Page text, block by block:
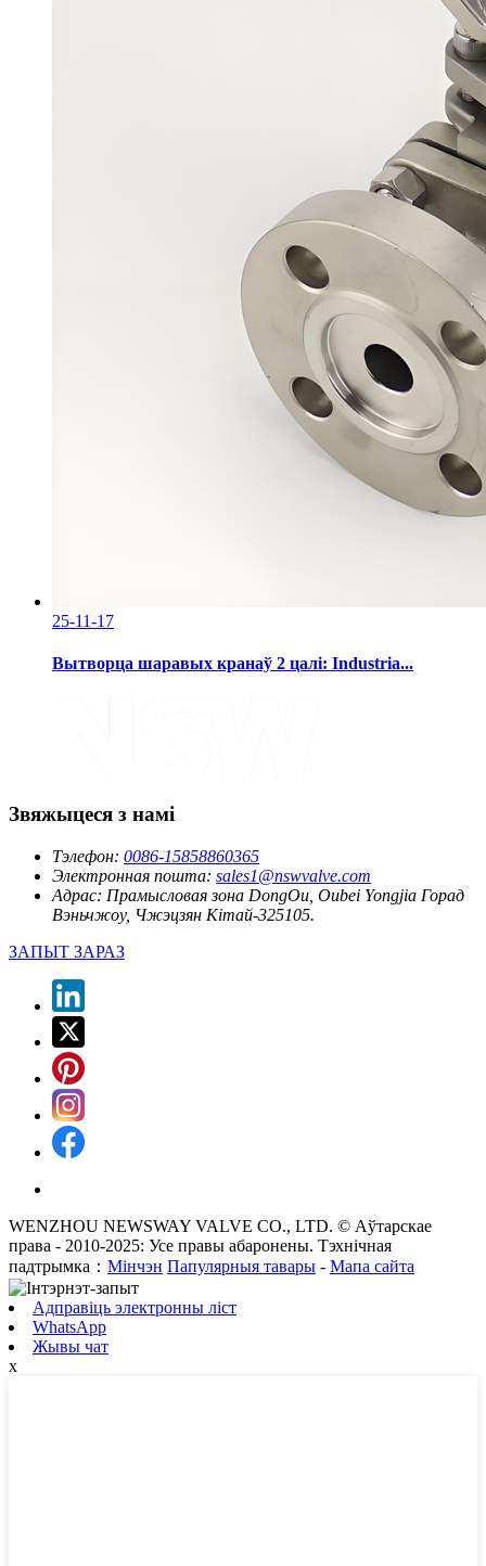
25-11-17
Вытворца шаравых кранаў 2 цалі: Industria...
Звяжыцеся з намі
Тэлефон: 0086-15858860365
Электронная пошта: sales1@nswvalve.com
Адрас: Прамысловая зона DongOu, Oubei Yongjia Горад
Вэньчжоу, Чжэцзян Кітай-325105.
ЗАПЫТ ЗАРАЗ
WENZHOU NEWSWAY VALVE CO., LTD. © Аўтарскае
права - 2010-2025: Усе правы абаронены. Тэхнічная
падтрымка： Мінчэн Папулярныя тавары - Мапа сайта
Адправіць электронны ліст
WhatsApp
Жывы чат
x